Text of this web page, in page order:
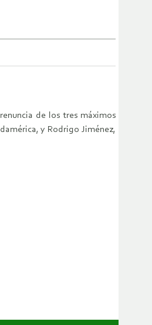
de los tres máximos
y Rodrigo Jiménez,